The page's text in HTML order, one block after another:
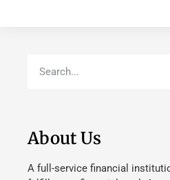
About Us
A full-service financial